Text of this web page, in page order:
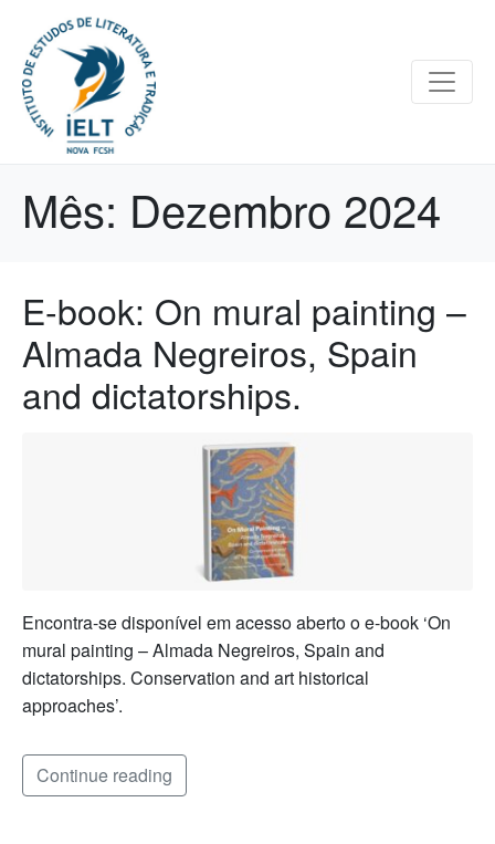
Mês: Dezembro 2024
E-book: On mural painting –
Almada Negreiros, Spain
and dictatorships.
Encontra-se disponível em acesso aberto o e-book ‘On
mural painting – Almada Negreiros, Spain and
dictatorships. Conservation and art historical
approaches’.
Continue reading